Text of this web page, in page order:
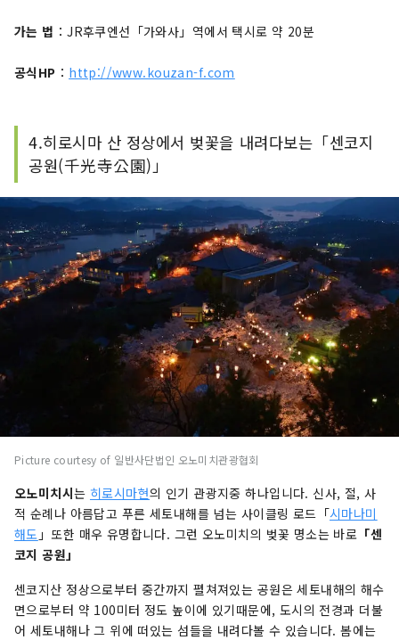
가는 법 ：JR후쿠엔선「가와사」역에서 택시로 약 20분
공식HP ： http://www.kouzan-f.com
4.히로시마 산 정상에서 벚꽃을 내려다보는「센코지
공원(千光寺公園)」
Picture courtesy of 일반사단법인 오노미치관광협회
오노미치시는 히로시마현의 인기 관광지중 하나입니다. 신사, 절, 사
적 순례나 아름답고 푸른 세토내해를 넘는 사이클링 로드「시마나미
해도 」또한 매우 유명합니다. 그런 오노미치의 벚꽃 명소는 바로 「센
코지 공원」
센코지산 정상으로부터 중간까지 펼쳐져있는 공원은 세토내해의 해수
면으로부터 약 100미터 정도 높이에 있기때문에, 도시의 전경과 더불
어 세토내해나 그 위에 떠있는 섬들을 내려다볼 수 있습니다. 봄에는